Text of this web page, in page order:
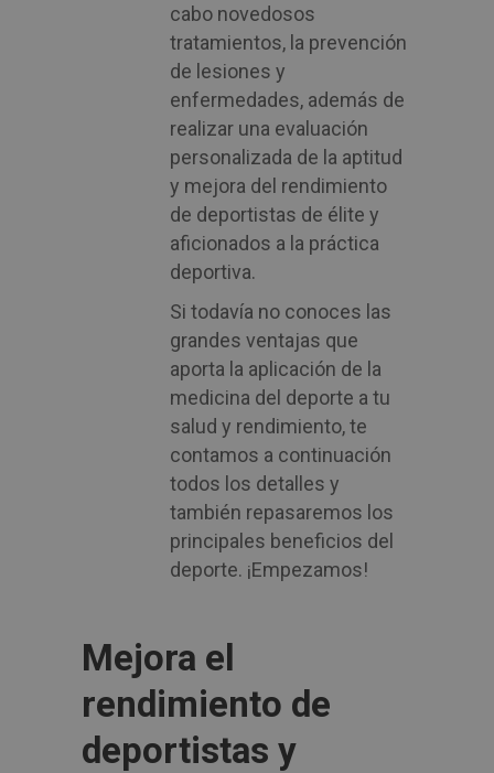
cabo novedosos
tratamientos, la prevención
de lesiones y
enfermedades, además de
realizar una evaluación
personalizada de la aptitud
y mejora del rendimiento
de deportistas de élite y
aficionados a la práctica
deportiva.
Si todavía no conoces las
grandes ventajas que
aporta la aplicación de la
medicina del deporte a tu
salud y rendimiento, te
contamos a continuación
todos los detalles y
también repasaremos los
principales beneficios del
deporte. ¡Empezamos!
Mejora el
rendimiento de
deportistas y